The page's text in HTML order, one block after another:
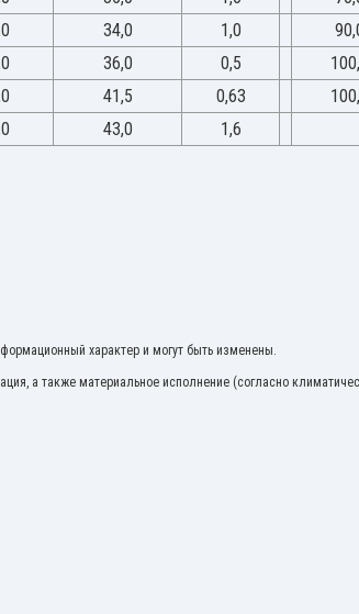
34,0 1,0
36,0 0,5
41,5 0,63
43,0 1,6
характер и могут быть изменены.
а также материальное исполнение (согласно